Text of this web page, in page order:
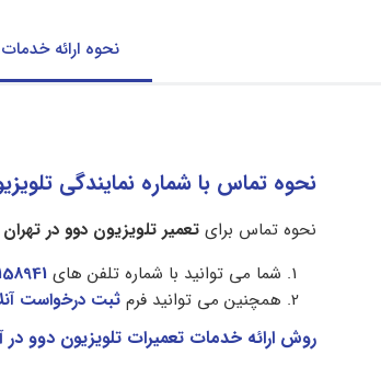
نحوه ارائه خدمات
نحوه تماس با شماره نمایندگی
نحوه تماس برای تعمیر تلویزیون دوو در تهران
شما می توانید با شماره تلفن های
همچنین می توانید فرم ثبت درخواست
روش ارائه خدمات تعمیرات تلویزیون دوو در